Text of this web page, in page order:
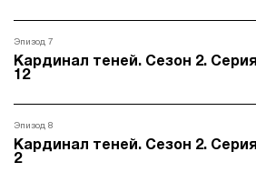
Эпизод 7
Кардинал теней. Сезон 2. Серия
12
Эпизод 8
Кардинал теней. Сезон 2. Серия
2